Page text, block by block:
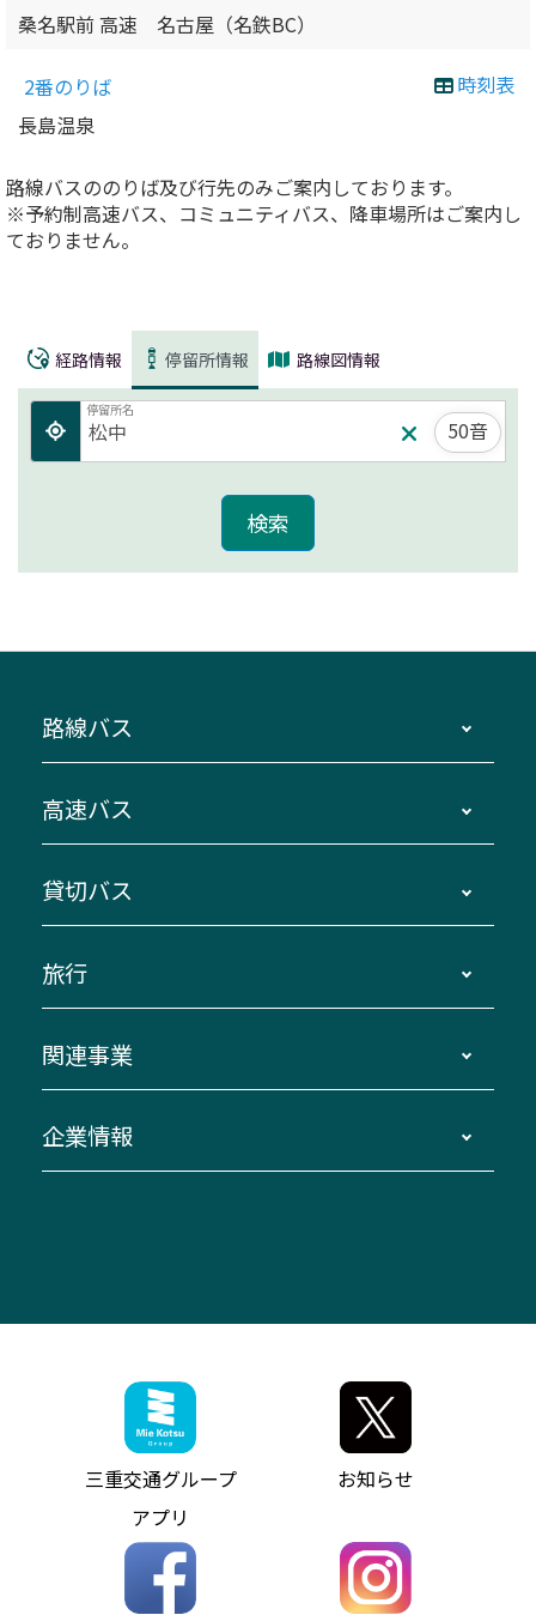
桑名駅前 高速 名古屋（名鉄BC）
時刻表
2番のりば
長島温泉
路線バスののりば及び行先のみご案内しております。
※予約制高速バス、コミュニティバス、降車場所はご案内し
ておりません。
経路情報 停留所情報 路線図情報
停留所名
50音
路線バス
主要停留所案内図・時刻表
路線バスのご利用方法
三重交通接近情報バスロケーションシステム
ダイヤ改正情報
迂回・休止について
臨時バスについて
伊勢二見鳥羽周遊バスCANばす
「みえブルーライン」（三重大学病院直通バ
神都ライナー
ミジュマルのラッピングバス（鈴鹿管内）
参宮バス
神都バス
パールシャトル
バス情報の見える化
コミュニティバス
高速バス
南紀・VISON～横浜・東京・埼玉
伊賀～名古屋
南紀～VISON～名古屋
湯の山温泉～名古屋
桑名・長島温泉・金城ふ頭駅～中部国際空港
（休止中）
お客様駐車場のご案内
アイコンの説明
インターネット予約
よくあるご質問
お問い合わせ
貸切バス
貸切バスのご利用について
お問い合わせ
旅行
貸切バス団体旅行
美し国周遊ばす
関連事業
自家用自動車車両運行管理
ザ・バスコレクション三重交通バスセット
三重交通公式グッズ
企業情報
ファンコーナー
お問い合わせ
お知らせ・最新情報一覧
ニュースリリース
お問い合わせ
個人情報保護方針
三重交通グループ
アプリ
お知らせ